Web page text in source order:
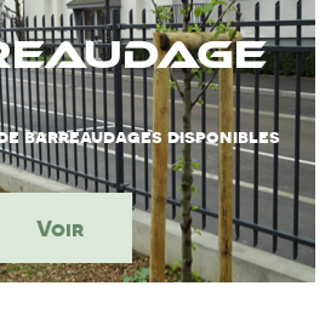
barreaudages disponibles
Voir